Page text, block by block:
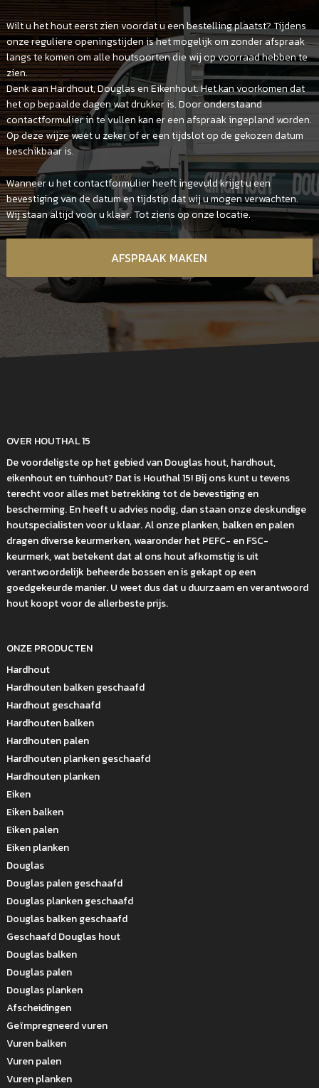
Wilt u het hout eerst zien voordat u een bestelling plaatst? Tijdens
onze reguliere openingstijden is het mogelijk om zonder afspraak
langs te komen om alle houtsoorten die wij op voorraad hebben te
zien.
Denk aan Hardhout, Douglas en Eikenhout. Het kan voorkomen dat
het op bepaalde dagen wat drukker is. Door onderstaand
contactformulier in te vullen kan er een afspraak ingepland worden.
Op deze wijze weet u zeker of er een tijdslot op de gekozen datum
beschikbaar is.
Wanneer u het contactformulier heeft ingevuld krijgt u een
bevestiging van de datum en tijdstip dat wij u mogen verwachten.
Wij staan altijd voor u klaar. Tot ziens op onze locatie.
AFSPRAAK MAKEN
OVER HOUTHAL 15
De voordeligste op het gebied van Douglas hout, hardhout,
eikenhout en tuinhout? Dat is Houthal 15! Bij ons kunt u tevens
terecht voor alles met betrekking tot de bevestiging en
bescherming. En heeft u advies nodig, dan staan onze deskundige
houtspecialisten voor u klaar. Al onze planken, balken en palen
dragen diverse keurmerken, waaronder het PEFC- en FSC-
keurmerk, wat betekent dat al ons hout afkomstig is uit
verantwoordelijk beheerde bossen en is gekapt op een
goedgekeurde manier. U weet dus dat u duurzaam en verantwoord
hout koopt voor de allerbeste prijs.
ONZE PRODUCTEN
Hardhout
Hardhouten balken geschaafd
Hardhout geschaafd
Hardhouten balken
Hardhouten palen
Hardhouten planken geschaafd
Hardhouten planken
Eiken
Eiken balken
Eiken palen
Eiken planken
Douglas
Douglas palen geschaafd
Douglas planken geschaafd
Douglas balken geschaafd
Geschaafd Douglas hout
Douglas balken
Douglas palen
Douglas planken
Afscheidingen
Geïmpregneerd vuren
Vuren balken
Vuren palen
Vuren planken